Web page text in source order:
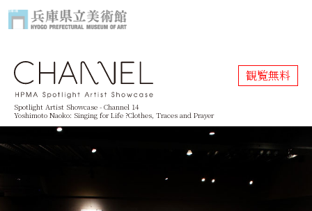
観覧無料
Spotlight Artist Showcase - Channel 14
Yoshimoto Naoko: Singing for Life ?Clothes, Traces and Prayer